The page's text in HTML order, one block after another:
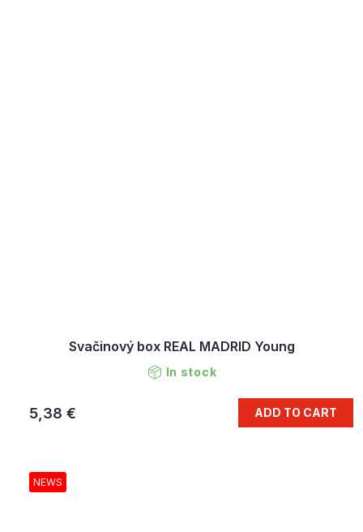
Svačinový box REAL MADRID Young
In stock
5,38 € ADD TO CART
NEWS